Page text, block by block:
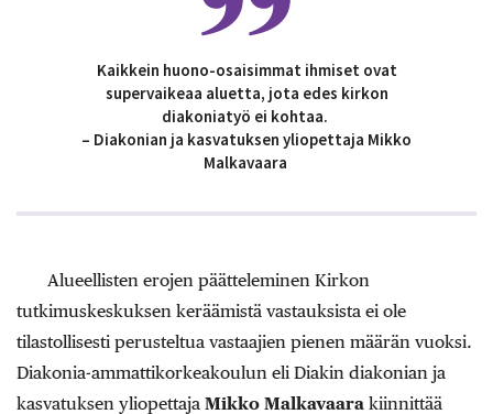
Kaikkein huono-osaisimmat ihmiset ovat
supervaikeaa aluetta, jota edes kirkon
diakoniatyö ei kohtaa.
– Diakonian ja kasvatuksen yliopettaja Mikko
Malkavaara
Alueellisten erojen päätteleminen Kirkon
tutkimuskeskuksen keräämistä vastauksista ei ole
tilastollisesti perusteltua vastaajien pienen määrän vuoksi.
Diakonia-ammattikorkeakoulun eli Diakin diakonian ja
kasvatuksen yliopettaja Mikko Malkavaara kiinnittää